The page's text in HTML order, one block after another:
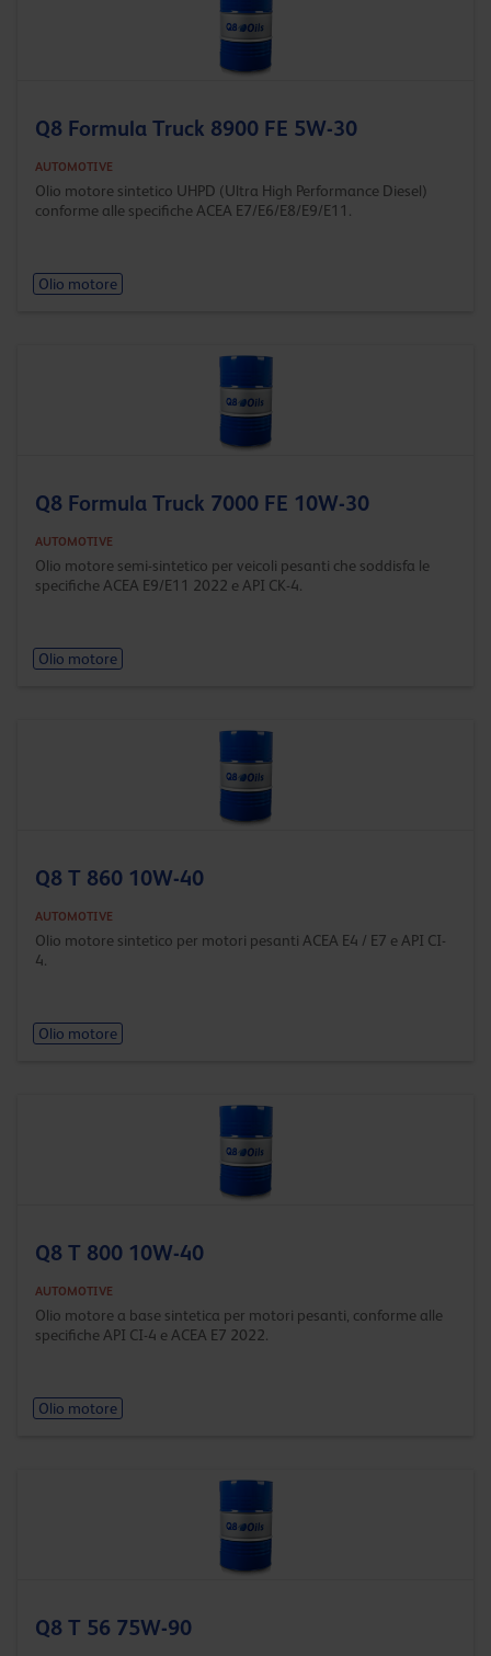
Q8 Formula Truck 8900 FE 5W-30
AUTOMOTIVE
Olio motore sintetico UHPD (Ultra High Performance Diesel)
conforme alle specifiche ACEA E7/E6/E8/E9/E11.
Olio motore
Q8 Formula Truck 7000 FE 10W-30
AUTOMOTIVE
Olio motore semi-sintetico per veicoli pesanti che soddisfa le
specifiche ACEA E9/E11 2022 e API CK-4.
Olio motore
Q8 T 860 10W-40
AUTOMOTIVE
Olio motore sintetico per motori pesanti ACEA E4 / E7 e API CI-
4.
Olio motore
Q8 T 800 10W-40
AUTOMOTIVE
Olio motore a base sintetica per motori pesanti, conforme alle
specifiche API CI-4 e ACEA E7 2022.
Olio motore
Q8 T 56 75W-90